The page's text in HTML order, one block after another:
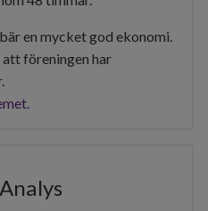
en mycket god ekonomi.
föreningen har